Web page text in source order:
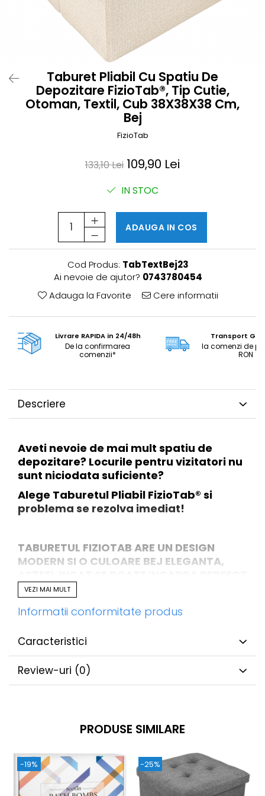
Husa protectie scaun auto
Suporti uscare biberoane
Suporti pahar carucior
Bile baie copii
Vesela copii
Lampi de veghe
Taburet Pliabil Cu Spatiu De
Depozitare FizioTab®, Tip Cutie,
Otoman, Textil, Cub 38X38X38 Cm,
Bej
FizioTab
133,10 Lei 109,90 Lei
IN STOC
ADAUGA IN COS
Cod Produs: TabTextBej23
Ai nevoie de ajutor? 0743780454
Adauga la Favorite
Cere informatii
Livrare RAPIDA in 24/48h
De la confirmarea
comenzii*
Transport
la comenzi de
RON
Descriere
Aveti nevoie de mai mult spatiu de
depozitare? Locurile pentru vizitatori nu
sunt niciodata suficiente?
Alege Taburetul Pliabil FizioTab® si
problema se rezolva imediat!
TABURETUL FIZIOTAB ARE UN DESIGN
MODERN SI O CULOARE BEJ ELEGANTA,
IN ORICE DECOR!
VEZI MAI MULT
Informatii conformitate produs
Caracteristici
Review-uri (0)
PRODUSE SIMILARE
-19% -25%